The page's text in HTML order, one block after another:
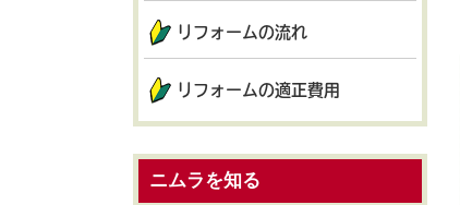
リフォームの流れ
リフォームの適正費用
ニムラを知る